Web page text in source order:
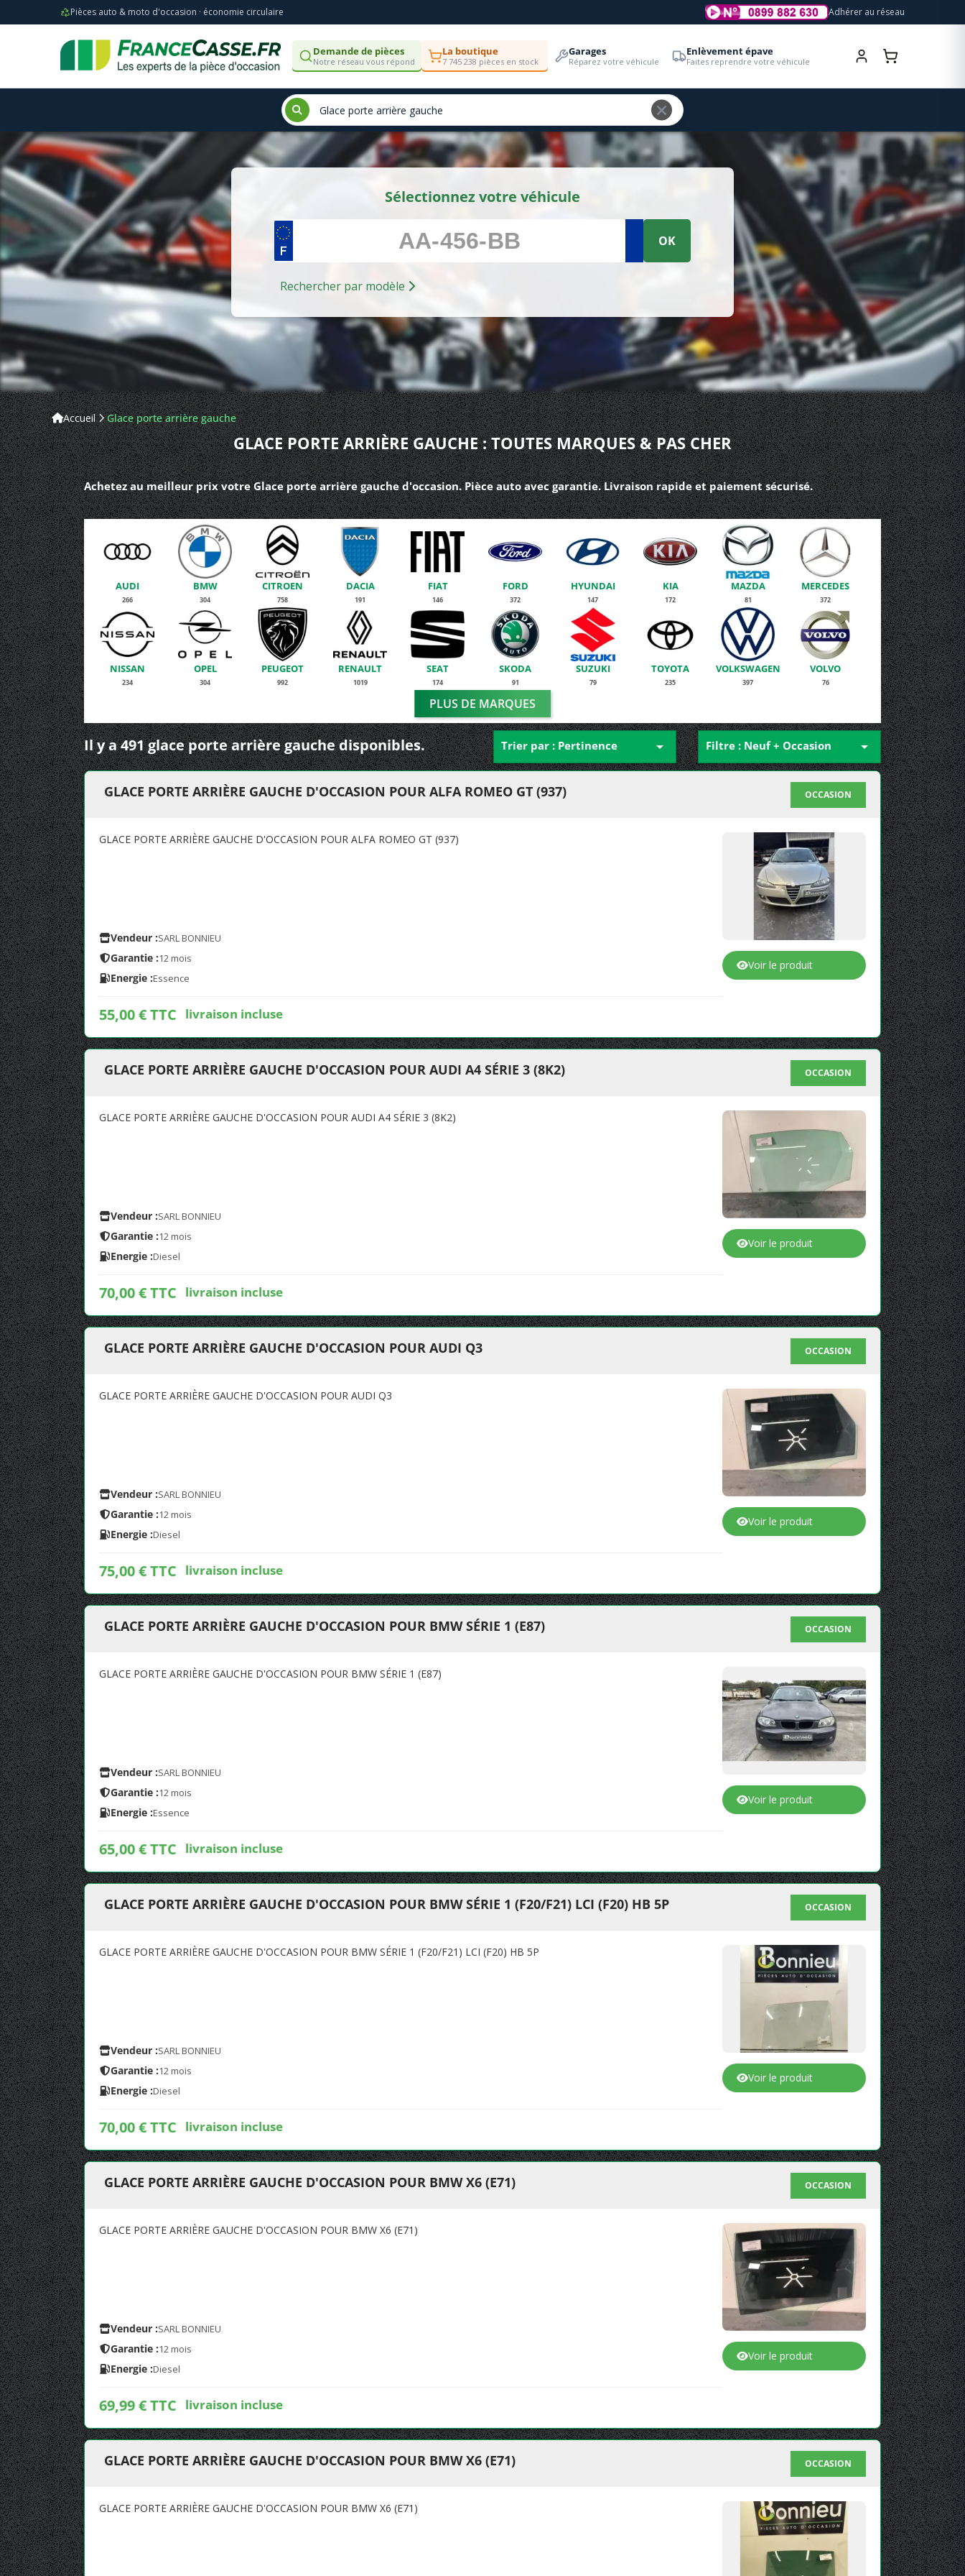
Pièces auto & moto d'occasion · économie circulaire Adhérer au réseau
Demande de pièces
Notre réseau vous répond
La boutique
7 745 238 pièces en stock
Garages
Réparez votre véhicule
Enlèvement épave
Faites reprendre votre véhicule
Sélectionnez votre véhicule
OK
Rechercher par modèle
Accueil Glace porte arrière gauche
GLACE PORTE ARRIÈRE GAUCHE : TOUTES MARQUES & PAS CHER
Achetez au meilleur prix votre Glace porte arrière gauche d'occasion. Pièce auto avec garantie. Livraison rapide et paiement sécurisé.
AUDI
266
BMW
304
CITROEN
758
DACIA
191
FIAT
146
FORD
372
HYUNDAI
147
KIA
172
MAZDA
81
MERCEDES
372
NISSAN
234
OPEL
304
PEUGEOT
992
RENAULT
1019
SEAT
174
SKODA
91
SUZUKI
79
TOYOTA
235
VOLKSWAGEN
397
VOLVO
76
PLUS DE MARQUES
Il y a 491 glace porte arrière gauche disponibles. Trier par : Pertinence  Filtre : Neuf + Occasion 
GLACE PORTE ARRIÈRE GAUCHE D'OCCASION POUR ALFA ROMEO GT (937) OCCASION
GLACE PORTE ARRIÈRE GAUCHE D'OCCASION POUR ALFA ROMEO GT (937)
Vendeur :SARL BONNIEU
Garantie :12 mois
Energie :Essence
55,00 € TTC livraison incluse
Voir le produit
GLACE PORTE ARRIÈRE GAUCHE D'OCCASION POUR AUDI A4 SÉRIE 3 (8K2) OCCASION
GLACE PORTE ARRIÈRE GAUCHE D'OCCASION POUR AUDI A4 SÉRIE 3 (8K2)
Vendeur :SARL BONNIEU
Garantie :12 mois
Energie :Diesel
70,00 € TTC livraison incluse
Voir le produit
GLACE PORTE ARRIÈRE GAUCHE D'OCCASION POUR AUDI Q3 OCCASION
GLACE PORTE ARRIÈRE GAUCHE D'OCCASION POUR AUDI Q3
Vendeur :SARL BONNIEU
Garantie :12 mois
Energie :Diesel
75,00 € TTC livraison incluse
Voir le produit
GLACE PORTE ARRIÈRE GAUCHE D'OCCASION POUR BMW SÉRIE 1 (E87) OCCASION
GLACE PORTE ARRIÈRE GAUCHE D'OCCASION POUR BMW SÉRIE 1 (E87)
Vendeur :SARL BONNIEU
Garantie :12 mois
Energie :Essence
65,00 € TTC livraison incluse
Voir le produit
GLACE PORTE ARRIÈRE GAUCHE D'OCCASION POUR BMW SÉRIE 1 (F20/F21) LCI (F20) HB 5P OCCASION
GLACE PORTE ARRIÈRE GAUCHE D'OCCASION POUR BMW SÉRIE 1 (F20/F21) LCI (F20) HB 5P
Vendeur :SARL BONNIEU
Garantie :12 mois
Energie :Diesel
70,00 € TTC livraison incluse
Voir le produit
GLACE PORTE ARRIÈRE GAUCHE D'OCCASION POUR BMW X6 (E71) OCCASION
GLACE PORTE ARRIÈRE GAUCHE D'OCCASION POUR BMW X6 (E71)
Vendeur :SARL BONNIEU
Garantie :12 mois
Energie :Diesel
69,99 € TTC livraison incluse
Voir le produit
GLACE PORTE ARRIÈRE GAUCHE D'OCCASION POUR BMW X6 (E71) OCCASION
GLACE PORTE ARRIÈRE GAUCHE D'OCCASION POUR BMW X6 (E71)